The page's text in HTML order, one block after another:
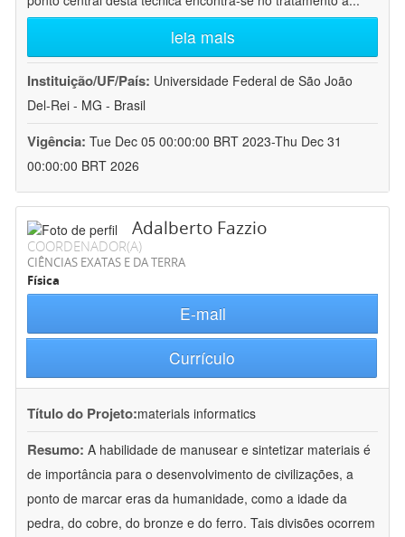
leia mais
Instituição/UF/País: Universidade Federal de São João
Del-Rei - MG - Brasil
Vigência: Tue Dec 05 00:00:00 BRT 2023-Thu Dec 31
00:00:00 BRT 2026
Adalberto Fazzio
COORDENADOR(A)
CIÊNCIAS EXATAS E DA TERRA
Física
E-mail
Currículo
Título do Projeto:materials informatics
Resumo: A habilidade de manusear e sintetizar materiais é
de importância para o desenvolvimento de civilizações, a
ponto de marcar eras da humanidade, como a idade da
pedra, do cobre, do bronze e do ferro. Tais divisões ocorrem